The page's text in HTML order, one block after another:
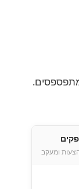
מתפספסים.
ומעקב